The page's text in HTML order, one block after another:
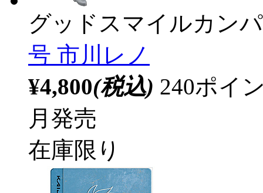
グッドスマイルカン
号 市川レノ
¥4,800(税込) 240ポイ
月発売
在庫限り